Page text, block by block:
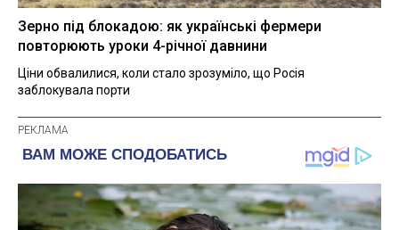
Зерно під блокадою: як українські фермери
повторюють уроки 4-річної давнини
Ціни обвалилися, коли стало зрозуміло, що Росія
заблокувала порти